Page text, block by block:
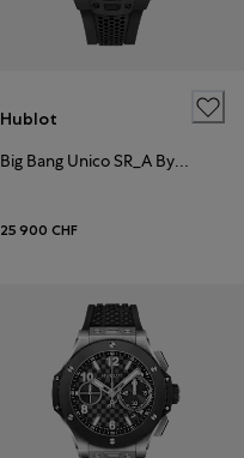
Hublot
Big Bang Unico SR_A By Samuel Ross
25 900 CHF